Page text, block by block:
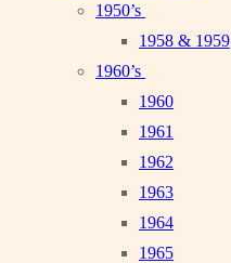
1950’s
1958 & 1959
1960’s
1960
1961
1962
1963
1964
1965